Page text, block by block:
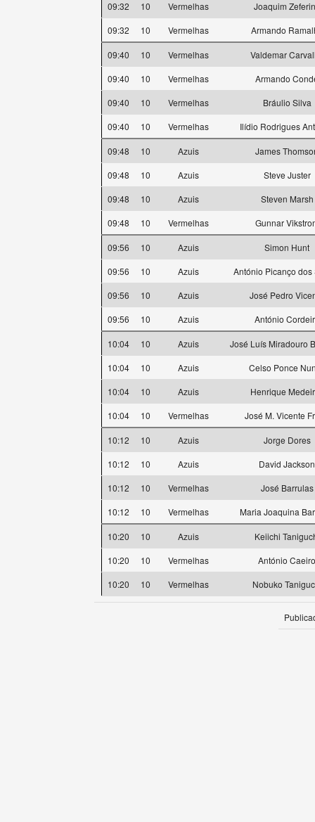
09:32
10 Vermelhas
Joaquim
09:32
10 Vermelhas Armando
09:40 10 Vermelhas
Valdemar
09:40
10 Vermelhas
Armando
09:40
10 Vermelhas
Bráulio Silva
09:40
10 Vermelhas Ilídio Rodrigues
09:48 10 Azuis
James
09:48
10 Azuis
Steve Juster
09:48
10 Azuis
Steven Marsh
09:48
10 Vermelhas Gunnar
09:56 10 Azuis
Simon Hunt
09:56
10 Azuis
António Picanço dos
09:56
10 Azuis
José Pedro
09:56
10 Azuis António
10:04 10 Azuis
José Luís Miradouro
10:04
10 Azuis
Celso Ponce
10:04
10 Azuis
Henrique
10:04
10 Vermelhas José M. Vicente
10:12 10 Azuis
Jorge Dores
10:12
10 Azuis
David Jackson
10:12
10 Vermelhas
José Barrulas
10:12
10 Vermelhas Maria Joaquina
10:20 10 Azuis
Keiichi
10:20
10 Vermelhas
António Caeiro
10:20
10 Vermelhas Nobuko